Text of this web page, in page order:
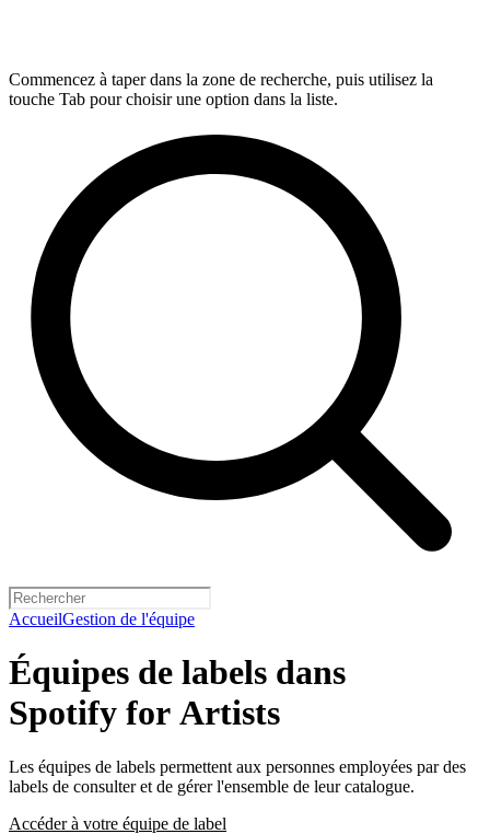
Commencez à taper dans la zone de recherche, puis utilisez la
touche Tab pour choisir une option dans la liste.
AccueilGestion de l'équipe
Équipes de labels dans
Spotify for Artists
Les équipes de labels permettent aux personnes employées par des
labels de consulter et de gérer l'ensemble de leur catalogue.
Accéder à votre équipe de label